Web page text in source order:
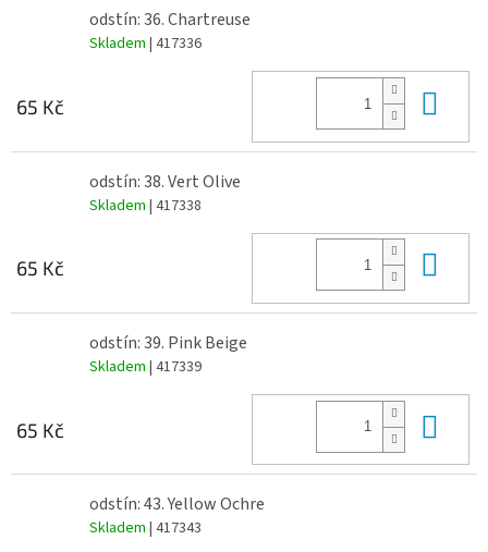
odstín: 36. Chartreuse
Skladem | 417336
65 Kč
odstín: 38. Vert Olive
Skladem | 417338
65 Kč
odstín: 39. Pink Beige
Skladem | 417339
65 Kč
odstín: 43. Yellow Ochre
Skladem | 417343